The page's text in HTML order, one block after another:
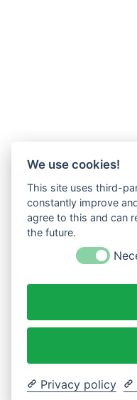
We use cookies!
This site uses third-
constantly improve
agree to this and can
the future.
Privacy policy